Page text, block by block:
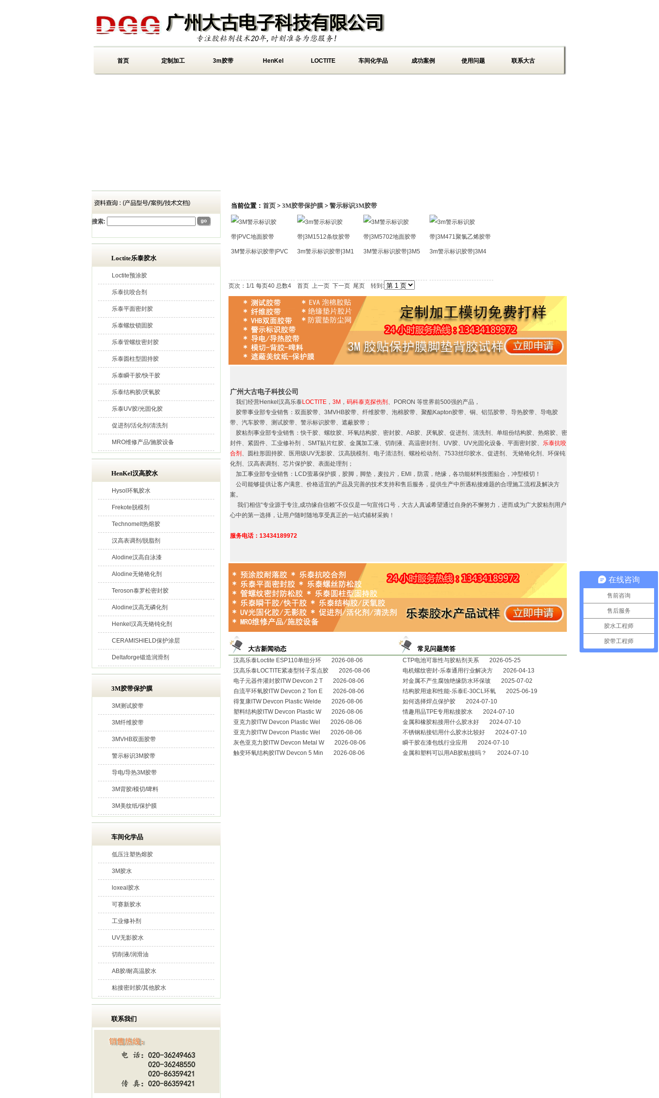
首页 定制加工 3m胶带 HenKel LOCTITE 车间化学品 成功案例 使用问题 联系大古
搜索:
Loctite乐泰胶水
Loctite预涂胶
乐泰抗咬合剂
乐泰平面密封胶
乐泰螺纹锁固胶
乐泰管螺纹密封胶
乐泰圆柱型固持胶
乐泰瞬干胶/快干胶
乐泰结构胶/厌氧胶
乐泰UV胶/光固化胶
促进剂/活化剂/清洗剂
MRO维修产品/施胶设备
HenKel汉高胶水
Hysol环氧胶水
Frekote脱模剂
Technomelt热熔胶
汉高表调剂/脱脂剂
Alodine汉高自泳漆
Alodine无铬铬化剂
Teroson泰罗松密封胶
Alodine汉高无磷化剂
Henkel汉高无铬钝化剂
CERAMISHIELD保护涂层
Deltaforge锻造润滑剂
3M胶带保护膜
3M测试胶带
3M纤维胶带
3MVHB双面胶带
警示标识3M胶带
导电/导热3M胶带
3M背胶/模切/啤料
3M美纹纸/保护膜
车间化学品
低压注塑热熔胶
3M胶水
loxeal胶水
可赛新胶水
工业修补剂
UV无影胶水
切削液/润滑油
AB胶/耐高温胶水
粘接密封胶/其他胶水
联系我们
当前位置： 首页 > 3M胶带保护膜 > 警示标识3M胶带
3M警示标识胶带|PVC 3m警示标识胶带|3M1 3M警示标识胶带|3M5 3m警示标识胶带|3M4
页次：1/1 每页40 总数4 首页 上一页 下一页 尾页 转到:
广州大古电子科技公司
我们经营Henkel汉高乐泰LOCTITE ， 3M ， 码科泰克探伤剂 、PORON 等世界前500强的产品，
胶带事业部专业销售：双面胶带、3MVHB胶带、纤维胶带、泡棉胶带、聚酯Kapton胶带、铜、铝箔胶带、导热胶带、导电胶
带、汽车胶带、测试胶带、警示标识胶带、遮蔽胶带；
胶粘剂事业部专业销售：快干胶、螺纹胶、环氧结构胶、密封胶、AB胶、厌氧胶、促进剂、清洗剂、单组份结构胶、热熔胶、密
封件、紧固件、工业修补剂 、SMT贴片红胶、金属加工液、切削液、高温密封剂、UV胶、UV光固化设备、平面密封胶、 乐泰抗咬
合剂 、圆柱形固持胶、医用级UV无影胶、汉高脱模剂、电子清洁剂、螺栓松动剂、7533丝印胶水、促进剂、 无铬铬化剂、环保钝
化剂、汉高表调剂、芯片保护胶、表面处理剂；
加工事业部专业销售：LCD萤幕保护膜，胶脚，脚垫，麦拉片，EMI，防震，绝缘，各功能材料按图贴合，冲型模切！
公司能够提供让客户满意、价格适宜的产品及完善的技术支持和售后服务，提供生产中所遇粘接难题的合理施工流程及解决方
案。
我们相信“专业源于专注,成功缘自信赖”不仅仅是一句宣传口号，大古人真诚希望通过自身的不懈努力，进而成为广大胶粘剂用户
心中的第一选择，让用户随时随地享受真正的一站式辅材采购！
服务电话：13434189972
大古新闻动态
汉高乐泰Loctite ESP110单组分环 2026-08-06
汉高乐泰LOCTITE紧凑型转子泵点胶 2026-08-06
电子元器件灌封胶ITW Devcon 2 T 2026-08-06
自流平环氧胶ITW Devcon 2 Ton E 2026-08-06
得复康ITW Devcon Plastic Welde 2026-08-06
塑料结构胶ITW Devcon Plastic W 2026-08-06
亚克力胶ITW Devcon Plastic Wel 2026-08-06
亚克力胶ITW Devcon Plastic Wel 2026-08-06
灰色亚克力胶ITW Devcon Metal W 2026-08-06
触变环氧结构胶ITW Devcon 5 Min 2026-08-06
常见问题简答
CTP电池可靠性与胶粘剂关系 2026-05-25
电机螺纹密封-乐泰通用行业解决方 2026-04-13
对金属不产生腐蚀绝缘防水环保玻 2025-07-02
结构胶用途和性能-乐泰E-30CL环氧 2025-06-19
如何选择焊点保护胶 2024-07-10
情趣用品TPE专用粘接胶水 2024-07-10
金属和橡胶粘接用什么胶水好 2024-07-10
不锈钢粘接铝用什么胶水比较好 2024-07-10
瞬干胶在漆包线行业应用 2024-07-10
金属和塑料可以用AB胶粘接吗？ 2024-07-10
在线咨询
售前咨询
售后服务
胶水工程师
胶带工程师